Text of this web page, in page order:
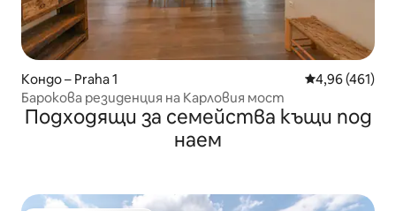
Кондо – Praha 1 Средна
4,96 (461)
Барокова резиденция на Карловия мост
Подходящи за семейства къщи под
наем